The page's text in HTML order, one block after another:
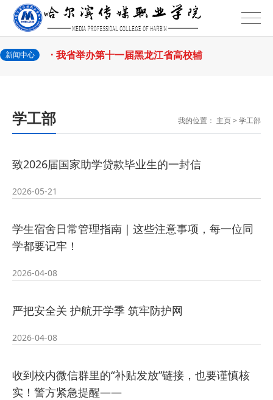
新闻中心
话 2026-07-31
· 省教育厅举行树立和践行正确政绩
观学习教育 2026-07-31
· 我省举办第十一届黑龙江省高校辅
院党委 2026-07-27
· 黑龙江省高校在第六届全国高校教
师教学创新 2026-07-25
· 教育部2026年“宏志助航计划”师资
培训 2026-07-24
· 凝心聚力绘蓝图 踔厉奋进启新程
—— 哈 2026-07-24
· 锚定目标谋新篇 巾帼聚力启新程
—— 哈
· 强化政治担当 锤炼过硬本领--哈尔
滨传媒 2026-07-23
· 教育部公布名单，黑龙江这些教师
和团队获奖 2026-07-31
· 省委常委会召开会议 许勤主持并讲
话 2026-07-31
· 省教育厅举行树立和践行正确政绩
学工部 我的位置： 主页> 学工部
致2026届国家助学贷款毕业生的一封信
2026-05-21
学生宿舍日常管理指南｜这些注意事项，每一位同
学都要记牢！
2026-04-08
严把安全关 护航开学季 筑牢防护网
2026-04-08
收到校内微信群里的“补贴发放”链接，也要谨慎核
实！警方紧急提醒——